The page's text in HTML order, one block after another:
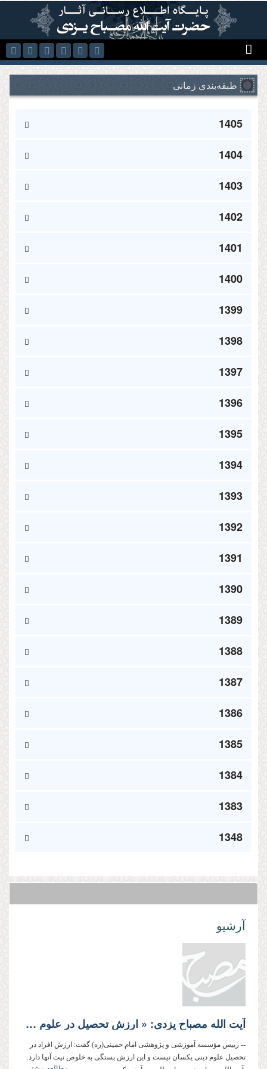
رفتن به محتوای اصلی
طبقه‌بندی زمانی
1405
1404
1403
1402
1401
1400
1399
1398
1397
1396
1395
1394
1393
1392
1391
1390
1389
1388
1387
1386
1385
1384
1383
1348
آرشیو
آیت الله مصباح یزدی: « ارزش تحصیل در علوم دینی مشروط به خلوص نیت است »
-- رییس مؤسسه آموزشی و پژوهشی امام خمینی(ره) گفت: ارزش افراد در
تحصیل علوم دینی یکسان نیست و این ارزش بستگی به خلوص نیت آنها دارد.